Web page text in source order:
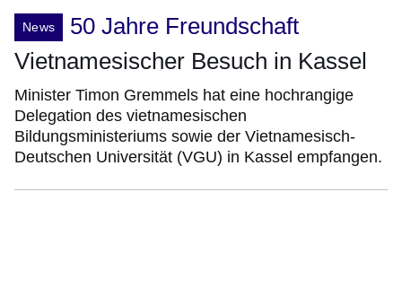
News
50 Jahre Freundschaft
Vietnamesischer Besuch in Kassel
Minister Timon Gremmels hat eine hochrangige
Delegation des vietnamesischen
Bildungsministeriums sowie der Vietnamesisch-
Deutschen Universität (VGU) in Kassel empfangen.